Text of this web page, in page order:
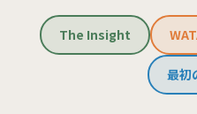
The Insight
最初